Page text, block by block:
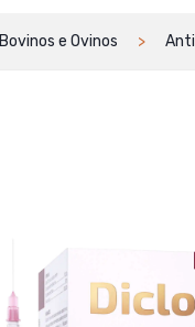
Bovinos e Ovinos